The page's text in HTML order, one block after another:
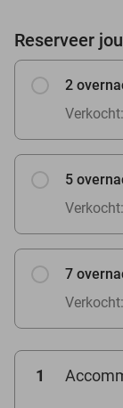
Reserveer
2
5
7
1